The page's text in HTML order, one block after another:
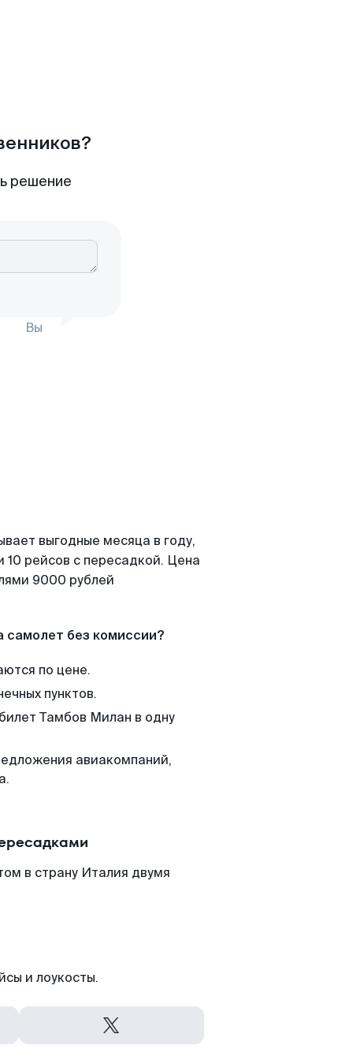
решение
Вы
выгодные месяца в году,
рейсов с пересадкой. Цена
9000 рублей
самолет без комиссии?
по цене.
пунктов.
Тамбов Милан в одну
авиакомпаний,
в страну Италия двумя
и лоукосты.